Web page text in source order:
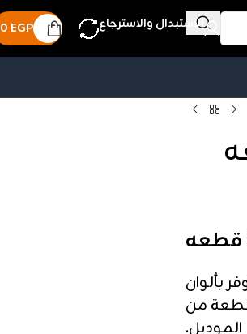
الاستبدال والاسترجاع 0 EGP
بألوان
الخروجات اليومية. أقل كمية للجملة 25 قطعة من
الموديل.